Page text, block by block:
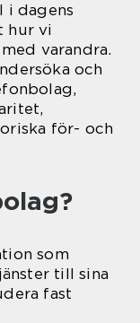
i dagens
hur vi
varandra.
och
för- och
som
till sina
fast